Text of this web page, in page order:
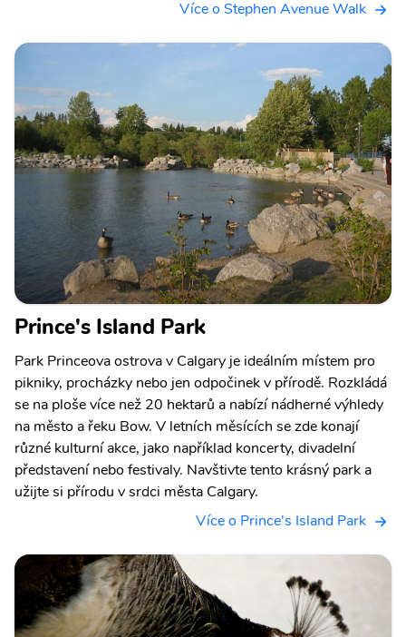
Více o Stephen Avenue Walk
Prince's Island Park
Park Princeova ostrova v Calgary je ideálním místem pro
pikniky, procházky nebo jen odpočinek v přírodě. Rozkládá
se na ploše více než 20 hektarů a nabízí nádherné výhledy
na město a řeku Bow. V letních měsících se zde konají
různé kulturní akce, jako například koncerty, divadelní
představení nebo festivaly. Navštivte tento krásný park a
užijte si přírodu v srdci města Calgary.
Více o Prince's Island Park